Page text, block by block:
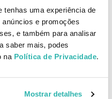
tenhas uma experiência de
e promoções
e também para analisar
saber mais, podes
na Política de Privacidade.
Mostrar detalhes
BREVEMENTE ONLINE